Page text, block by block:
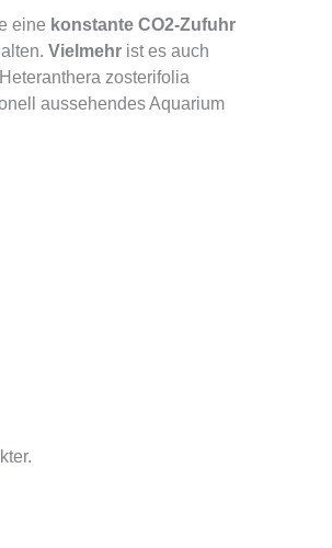
eine konstante CO2-Zufuhr
Vielmehr ist es auch
zosterifolia
aussehendes Aquarium